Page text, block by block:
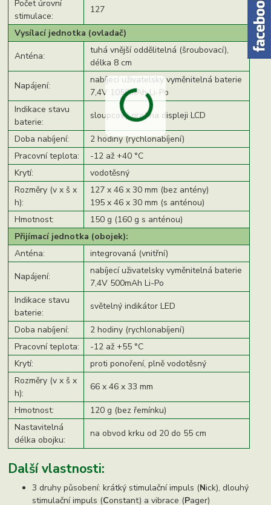
Počet úrovní
stimulace:
127
Vysílací jednotka (ovladač)
Anténa:
tuhá vnější oddělitelná (šroubovací),
délka 8 cm
Napájení:
nabíjecí uživatelsky vyměnitelná baterie
7,4V 1050mAh Li-Po
Indikace stavu
baterie:
sloupcový graf na displeji LCD
Doba nabíjení:
2 hodiny (rychlonabíjení)
Pracovní teplota:
-12 až +40 °C
Krytí:
vodotěsný
Rozměry (v x š x
h):
127 x 46 x 30 mm (bez antény)
195 x 46 x 30 mm (s anténou)
Hmotnost:
150 g (160 g s anténou)
Přijímací jednotka (obojek):
Anténa:
integrovaná (vnitřní)
Napájení:
nabíjecí uživatelsky vyměnitelná baterie
7,4V 500mAh Li-Po
Indikace stavu
baterie:
světelný indikátor LED
Doba nabíjení:
2 hodiny (rychlonabíjení)
Pracovní teplota:
-12 až +55 °C
Krytí:
proti ponoření, plně vodotěsný
Rozměry (v x š x
h):
66 x 46 x 33 mm
Hmotnost:
120 g (bez řemínku)
Nastavitelná
délka obojku:
na obvod krku od 20 do 55 cm
Další vlastnosti:
3 druhy působení: krátký stimulační impuls (Nick), dlouhý
stimulační impuls (Constant) a vibrace (Pager)